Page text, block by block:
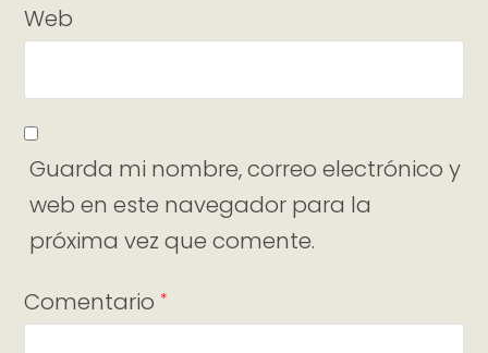
Web
Guarda mi nombre, correo electrónico y
web en este navegador para la
próxima vez que comente.
Comentario *